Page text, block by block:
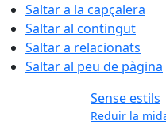
Saltar a la capçalera
Saltar al contingut
Saltar a relacionats
Saltar al peu de pàgina
Sense estils
Reduir la